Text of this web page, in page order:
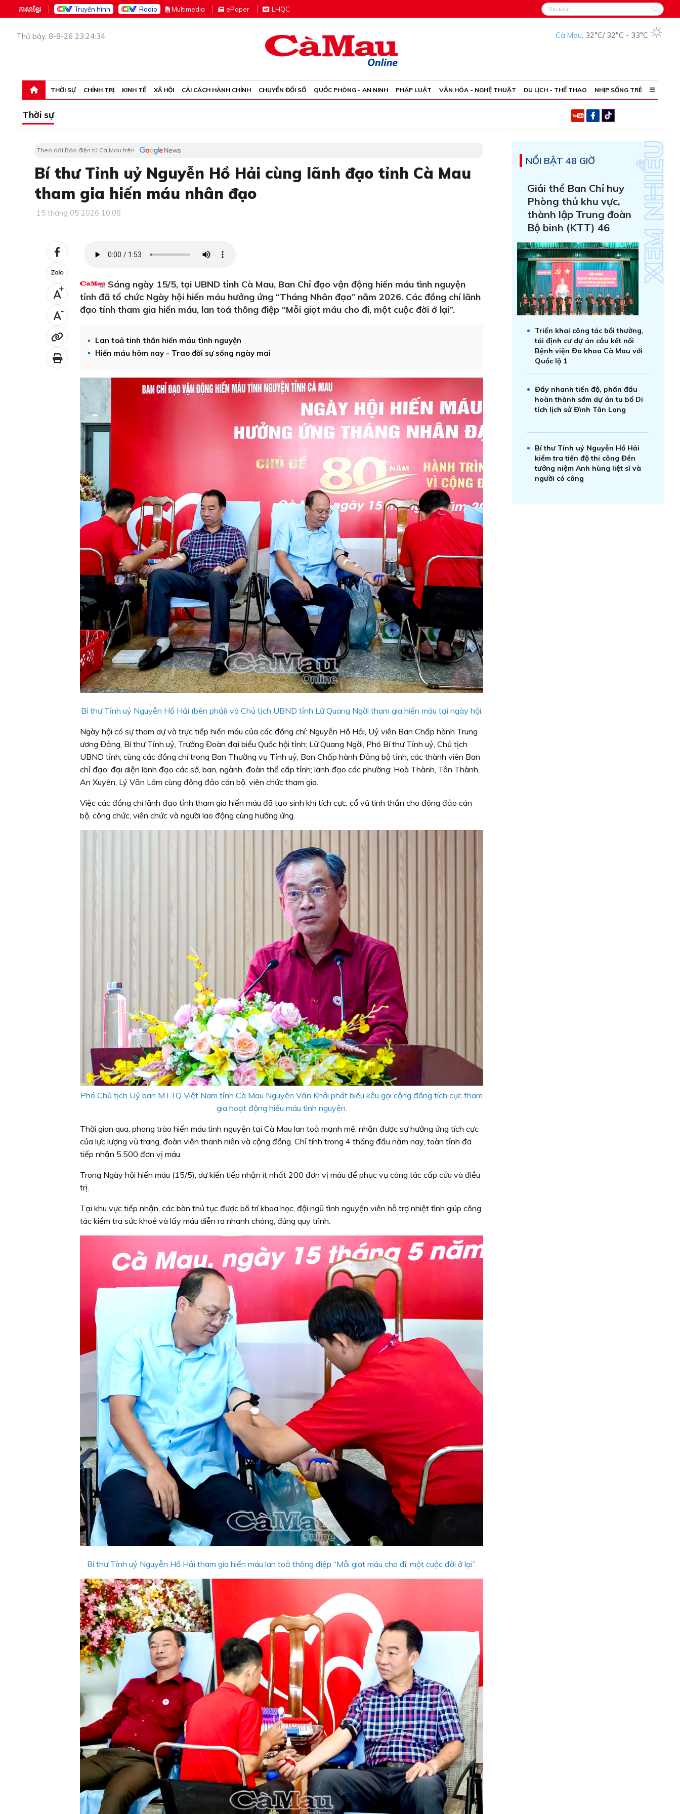
ភាសាខ្មែរ Truyền hình Radio Multimedia ePaper LHQC
Thứ bảy, 8-8-26 23:24:34 Cà Mau, 32°C/ 32°C - 33°C
THỜI SỰ CHÍNH TRỊ KINH TẾ XÃ HỘI CẢI CÁCH HÀNH CHÍNH CHUYỂN ĐỔI SỐ QUỐC PHÒNG - AN NINH PHÁP LUẬT VĂN HÓA - NGHỆ THUẬT DU LỊCH - THỂ THAO NHỊP SỐNG TRẺ
Thời sự
Theo dõi Báo điện tử Cà Mau trên
Bí thư Tỉnh uỷ Nguyễn Hồ Hải cùng lãnh đạo tỉnh Cà Mau
tham gia hiến máu nhân đạo
15 tháng 05 2026 10:08
+
-
Sáng ngày 15/5, tại UBND tỉnh Cà Mau, Ban Chỉ đạo vận động hiến máu tình nguyện
tỉnh đã tổ chức Ngày hội hiến máu hưởng ứng “Tháng Nhân đạo” năm 2026. Các đồng chí lãnh
đạo tỉnh tham gia hiến máu, lan toả thông điệp “Mỗi giọt máu cho đi, một cuộc đời ở lại”.
Lan toả tinh thần hiến máu tình nguyện
Hiến máu hôm nay - Trao đời sự sống ngày mai
Bí thư Tỉnh uỷ Nguyễn Hồ Hải (bên phải) và Chủ tịch UBND tỉnh Lữ Quang Ngời tham gia hiến máu tại ngày hội.
Ngày hội có sự tham dự và trực tiếp hiến máu của các đồng chí: Nguyễn Hồ Hải, Uỷ viên Ban Chấp hành Trung
ương Đảng, Bí thư Tỉnh uỷ, Trưởng Đoàn đại biểu Quốc hội tỉnh; Lữ Quang Ngời, Phó Bí thư Tỉnh uỷ, Chủ tịch
UBND tỉnh; cùng các đồng chí trong Ban Thường vụ Tỉnh uỷ, Ban Chấp hành Đảng bộ tỉnh; các thành viên Ban
chỉ đạo; đại diện lãnh đạo các sở, ban, ngành, đoàn thể cấp tỉnh; lãnh đạo các phường: Hoà Thành, Tân Thành,
An Xuyên, Lý Văn Lâm cùng đông đảo cán bộ, viên chức tham gia.
Việc các đồng chí lãnh đạo tỉnh tham gia hiến máu đã tạo sinh khí tích cực, cổ vũ tinh thần cho đông đảo cán
bộ, công chức, viên chức và người lao động cùng hưởng ứng.
Phó Chủ tịch Uỷ ban MTTQ Việt Nam tỉnh Cà Mau Nguyễn Văn Khởi phát biểu kêu gọi cộng đồng tích cực tham
gia hoạt động hiếu máu tình nguyện.
Thời gian qua, phong trào hiến máu tình nguyện tại Cà Mau lan toả mạnh mẽ, nhận được sự hưởng ứng tích cực
của lực lượng vũ trang, đoàn viên thanh niên và cộng đồng. Chỉ tính trong 4 tháng đầu năm nay, toàn tỉnh đã
tiếp nhận 5.500 đơn vị máu.
Trong Ngày hội hiến máu (15/5), dự kiến tiếp nhận ít nhất 200 đơn vị máu để phục vụ công tác cấp cứu và điều
trị.
Tại khu vực tiếp nhận, các bàn thủ tục được bố trí khoa học, đội ngũ tình nguyện viên hỗ trợ nhiệt tình giúp công
tác kiểm tra sức khoẻ và lấy máu diễn ra nhanh chóng, đúng quy trình.
Bí thư Tỉnh uỷ Nguyễn Hồ Hải tham gia hiến máu lan toả thông điệp “Mỗi giọt máu cho đi, một cuộc đời ở lại”.
NỔI BẬT 48 GIỜ
Giải thể Ban Chỉ huy
Phòng thủ khu vực,
thành lập Trung đoàn
Bộ binh (KTT) 46
Triển khai công tác bồi thường,
tái định cư dự án cầu kết nối
Bệnh viện Đa khoa Cà Mau với
Quốc lộ 1
Đẩy nhanh tiến độ, phấn đấu
hoàn thành sớm dự án tu bổ Di
tích lịch sử Đình Tân Long
Bí thư Tỉnh uỷ Nguyễn Hồ Hải
kiểm tra tiến độ thi công Đền
tưởng niệm Anh hùng liệt sĩ và
người có công